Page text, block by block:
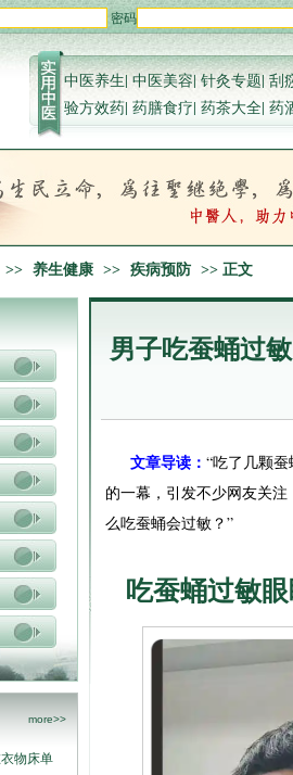
密码
中医养生|中医美容|针灸专题|刮
验方效药| 药膳食疗| 药茶大全| 药
>> 养生健康 >> 疾病预防 >> 正文
more>>
物床单
男子吃蚕蛹过
文章导读： “吃了几颗
的一幕，引发不少网友关
么吃蚕蛹会过敏？”
吃蚕蛹过敏